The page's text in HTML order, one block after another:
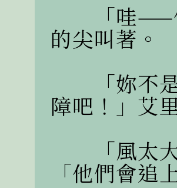
「哇——你
的尖叫著。
「妳不是
障吧！」艾
「風太大
「他們會